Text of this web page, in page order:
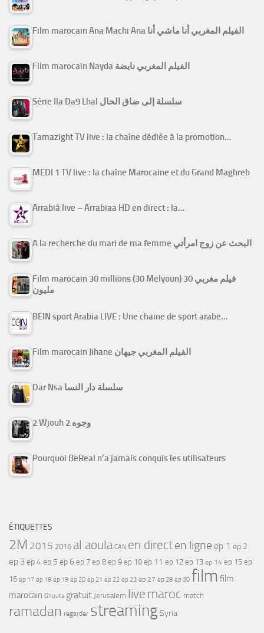
Film marocain Ana Machi Ana الفيلم المغربي أنا ماشي أنا
Film marocain Nayda الفيلم المغربي نايضة
Série Ila Da9 Lhal سلسلة إلى ضاق الحال
Tamazight TV live : la chaîne dédiée à la promotion…
MEDI 1 TV live : la chaîne Marocaine et du Grand Maghreb
Arrabiâ live – Arrabiaa HD en direct : la…
A la recherche du mari de ma femme البحث عن زوج امرأتي
Film marocain 30 millions (30 Melyoun) فيلم مغربي 30
مليون
BEIN sport Arabia LIVE : Une chaine de sport arabe…
Film marocain Jihane الفيلم المغربي جيهان
Dar Nsa سلسلة دار النسا
2 Wjouh 2 وجوه
Pourquoi BeReal n’a jamais conquis les utilisateurs
ÉTIQUETTES
2M 2015 2016 al aoula CAN en directen ligne ep 1 ep 2
ep 3ep 4ep 5 ep 6 ep 7 ep 8 ep 9 ep 10 ep 11 ep 12 ep 13 ep 14 ep 15 ep
16 ep 17 ep 18 ep 19 ep 20 ep 21 ep 22 ep 23 ep 27 ep 28 ep 30 film film
marocain Ghouta gratuit Jerusalem live maroc match
ramadan regarder streamingSyria